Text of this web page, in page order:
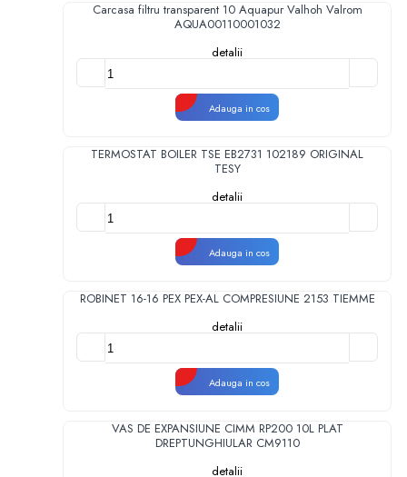
Carcasa filtru transparent 10 Aquapur Valhoh Valrom
AQUA00110001032
detalii
Adauga in cos
TERMOSTAT BOILER TSE EB2731 102189 ORIGINAL
TESY
detalii
Adauga in cos
ROBINET 16-16 PEX PEX-AL COMPRESIUNE 2153 TIEMME
detalii
Adauga in cos
VAS DE EXPANSIUNE CIMM RP200 10L PLAT
DREPTUNGHIULAR CM9110
detalii